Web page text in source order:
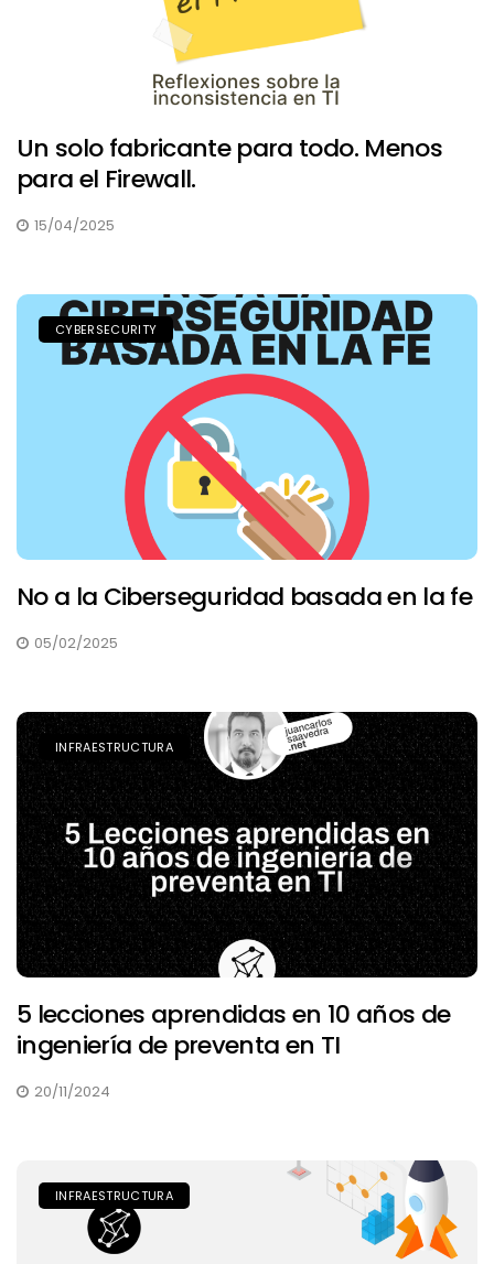
Un solo fabricante para todo. Menos
para el Firewall.
15/04/2025
CYBERSECURITY
No a la Ciberseguridad basada en la fe
05/02/2025
INFRAESTRUCTURA
5 lecciones aprendidas en 10 años de
ingeniería de preventa en TI
20/11/2024
INFRAESTRUCTURA